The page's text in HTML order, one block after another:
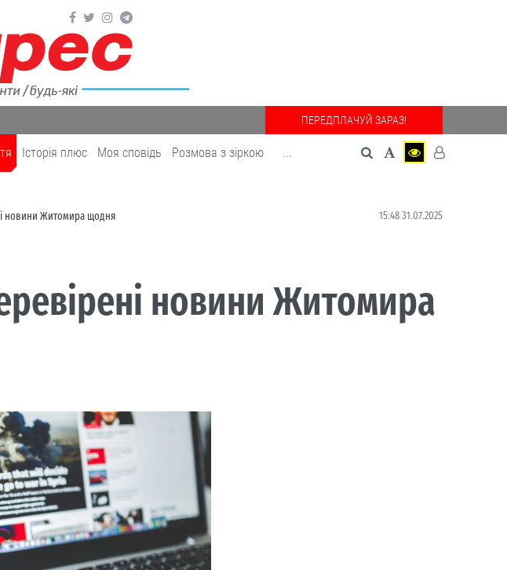
ПЕРЕДПЛАЧУЙ ЗАРАЗ!
Історія плюс Моя сповідь Розмова з зіркою ...
новини Житомира щодня 15:48 31.07.2025
новини Житомира